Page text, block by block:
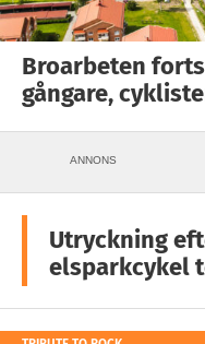
Broarbeten
gångare,
ANNONS
Utryckning
elsparkcykel